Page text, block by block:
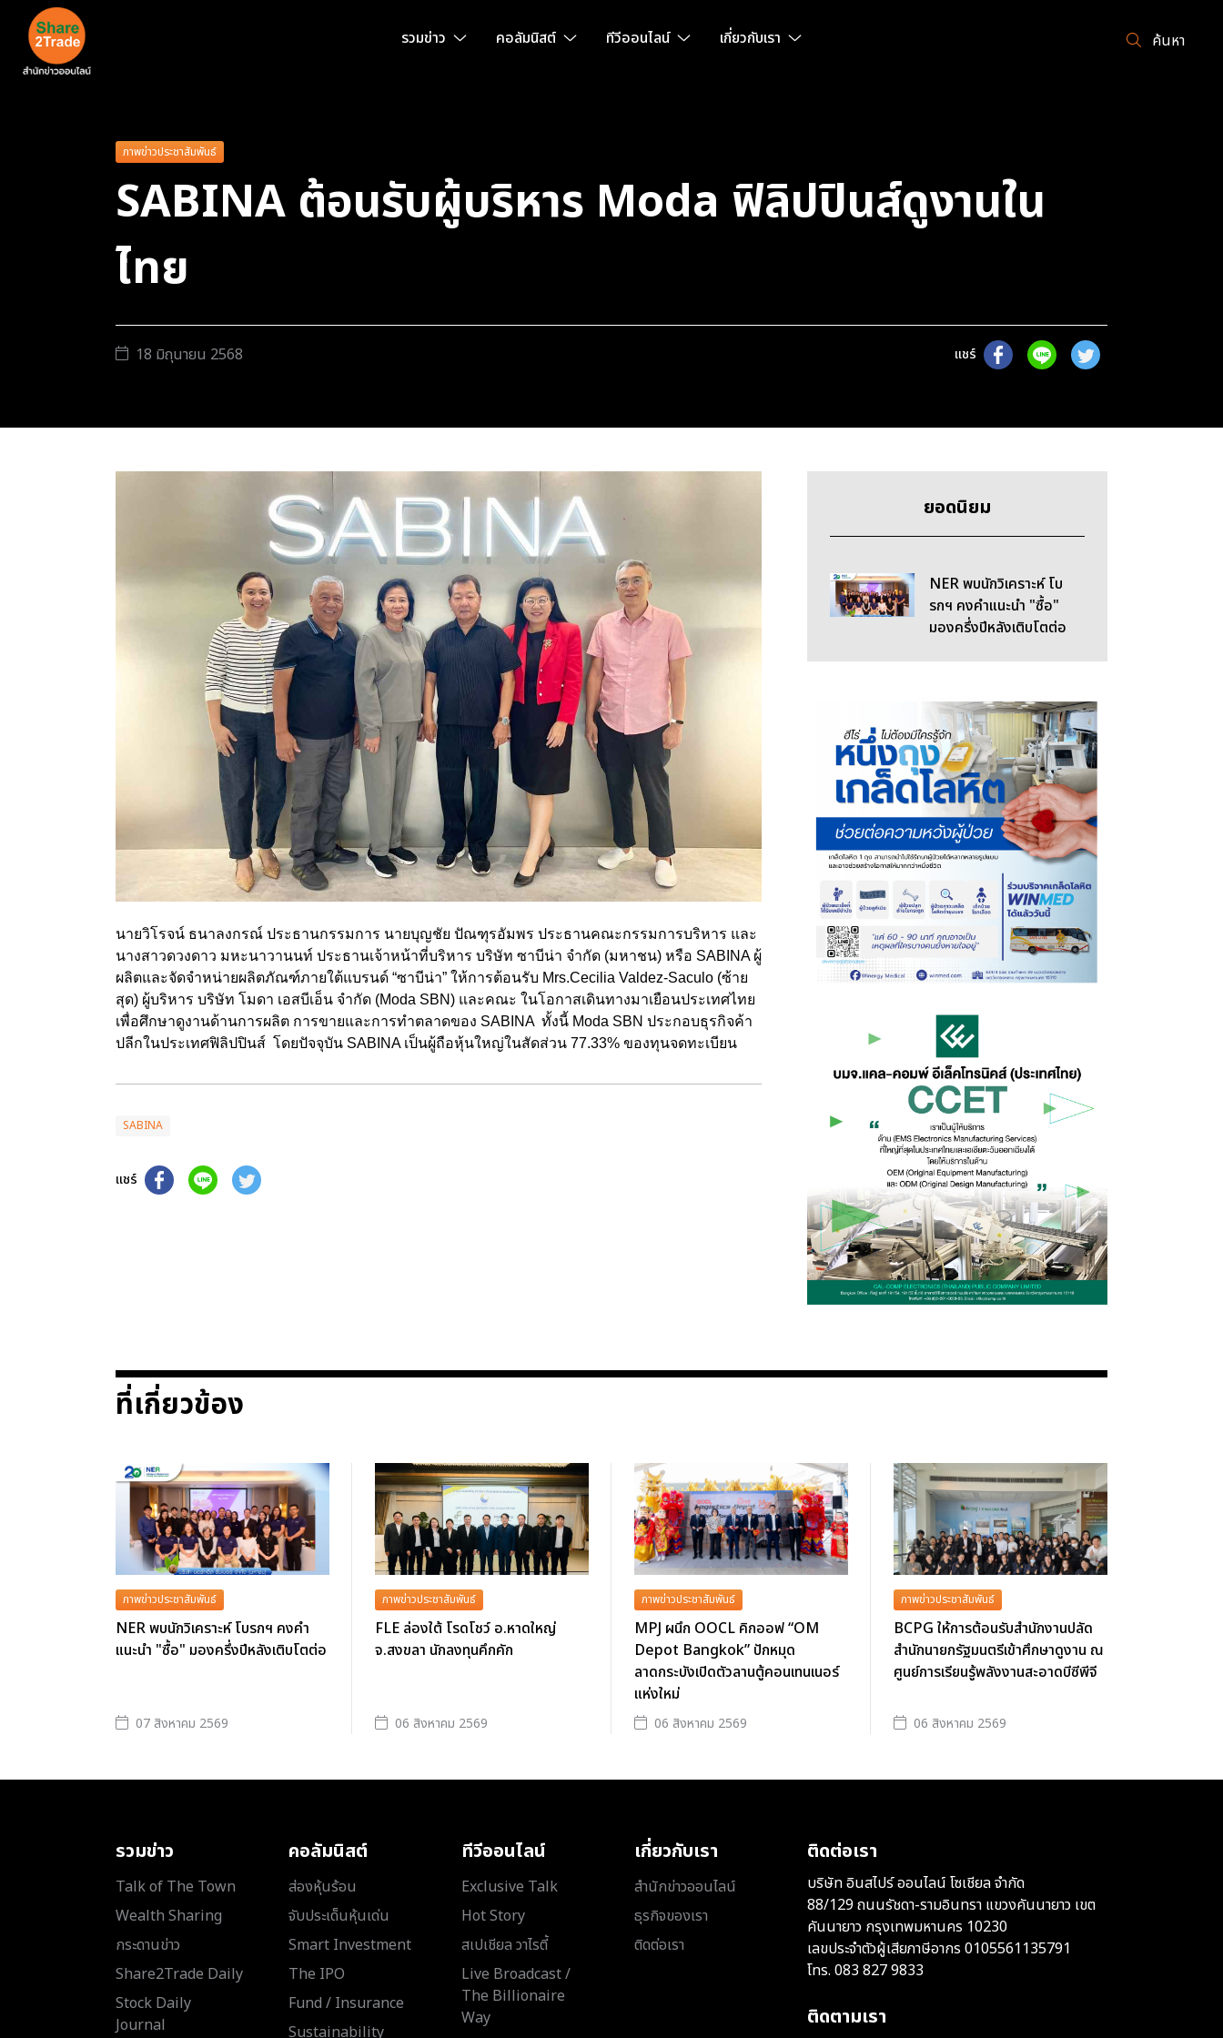
รวมข่าว คอลัมนิสต์ ทีวีออนไลน์ เกี่ยวกับเรา ค้นหา
ภาพข่าวประชาสัมพันธ์
SABINA ต้อนรับผู้บริหาร Moda ฟิลิปปินส์ดูงานใน
ไทย
18 มิถุนายน 2568 แชร์
นายวิโรจน์ ธนาลงกรณ์ ประธานกรรมการ นายบุญชัย ปัณฑุรอัมพร ประธานคณะกรรมการบริหาร และ
นางสาวดวงดาว มหะนาวานนท์ ประธานเจ้าหน้าที่บริหาร บริษัท ซาบีน่า จำกัด (มหาชน) หรือ SABINA ผู้
ผลิตและจัดจำหน่ายผลิตภัณฑ์ภายใต้แบรนด์ “ซาบีน่า” ให้การต้อนรับ Mrs.Cecilia Valdez-Saculo (ซ้าย
สุด) ผู้บริหาร บริษัท โมดา เอสบีเอ็น จำกัด (Moda SBN) และคณะ ในโอกาสเดินทางมาเยือนประเทศไทย
เพื่อศึกษาดูงานด้านการผลิต การขายและการทำตลาดของ SABINA ทั้งนี้ Moda SBN ประกอบธุรกิจค้า
ปลีกในประเทศฟิลิปปินส์ โดยปัจจุบัน SABINA เป็นผู้ถือหุ้นใหญ่ในสัดส่วน 77.33% ของทุนจดทะเบียน
SABINA
แชร์
ยอดนิยม
NER พบนักวิเคราะห์ โบ
รกฯ คงคำแนะนำ "ซื้อ"
มองครึ่งปีหลังเติบโตต่อ
ที่เกี่ยวข้อง
ภาพข่าวประชาสัมพันธ์
NER พบนักวิเคราะห์ โบรกฯ คงคำ
แนะนำ "ซื้อ" มองครึ่งปีหลังเติบโตต่อ
07 สิงหาคม 2569
ภาพข่าวประชาสัมพันธ์
FLE ล่องใต้ โรดโชว์ อ.หาดใหญ่
จ.สงขลา นักลงทุนคึกคัก
06 สิงหาคม 2569
ภาพข่าวประชาสัมพันธ์
MPJ ผนึก OOCL คิกออฟ “OM
Depot Bangkok” ปักหมุด
ลาดกระบังเปิดตัวลานตู้คอนเทนเนอร์
แห่งใหม่
06 สิงหาคม 2569
ภาพข่าวประชาสัมพันธ์
BCPG ให้การต้อนรับสำนักงานปลัด
สำนักนายกรัฐมนตรีเข้าศึกษาดูงาน ณ
ศูนย์การเรียนรู้พลังงานสะอาดบีซีพีจี
06 สิงหาคม 2569
รวมข่าว
Talk of The Town
Wealth Sharing
กระดานข่าว
Share2Trade Daily
Stock Daily
Journal
คอลัมนิสต์
ส่องหุ้นร้อน
จับประเด็นหุ้นเด่น
Smart Investment
The IPO
Fund / Insurance
Sustainability
ทีวีออนไลน์
Exclusive Talk
Hot Story
สเปเชียล วาไรตี้
Live Broadcast /
The Billionaire
Way
เกี่ยวกับเรา
สำนักข่าวออนไลน์
ธุรกิจของเรา
ติดต่อเรา
ติดต่อเรา
บริษัท อินสไปร์ ออนไลน์ โซเชียล จำกัด
88/129 ถนนรัชดา-รามอินทรา แขวงคันนายาว เขต
คันนายาว กรุงเทพมหานคร 10230
เลขประจำตัวผู้เสียภาษีอากร 0105561135791
โทร. 083 827 9833
ติดตามเรา